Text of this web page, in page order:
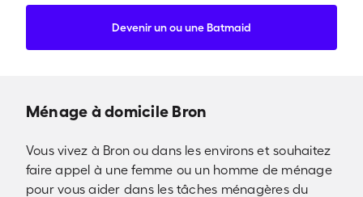
Devenir un ou une Batmaid
Ménage à domicile Bron
Vous vivez à Bron ou dans les environs et souhaitez
faire appel à une femme ou un homme de ménage
pour vous aider dans les tâches ménagères du